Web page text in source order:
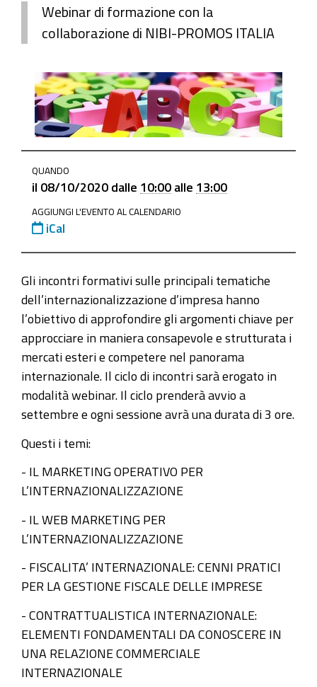
Webinar di formazione con la
collaborazione di NIBI-PROMOS ITALIA
1/partecipa-
1/eventi-
notizie-
1/archivio-
eventi-
e-
notizie-
sullinternazionalizzazione/copy3_of_abc-
dell-
internazionalizzazione
8
ottobre
webinar
formazione:
dell'
internazionalizzazione
2020-
10-
2020-
10-
08T13:00:00+02:00
QUANDO
il 08/10/2020 dalle 10:00 alle 13:00
AGGIUNGI L'EVENTO AL CALENDARIO
iCal
Gli incontri formativi sulle principali tematiche
dell’internazionalizzazione d’impresa hanno
l’obiettivo di approfondire gli argomenti chiave per
approcciare in maniera consapevole e strutturata i
mercati esteri e competere nel panorama
internazionale. Il ciclo di incontri sarà erogato in
modalità webinar. Il ciclo prenderà avvio a
settembre e ogni sessione avrà una durata di 3 ore.
Questi i temi:
- IL MARKETING OPERATIVO PER
L’INTERNAZIONALIZZAZIONE
- IL WEB MARKETING PER
L’INTERNAZIONALIZZAZIONE
- FISCALITA’ INTERNAZIONALE: CENNI PRATICI
PER LA GESTIONE FISCALE DELLE IMPRESE
- CONTRATTUALISTICA INTERNAZIONALE:
ELEMENTI FONDAMENTALI DA CONOSCERE IN
UNA RELAZIONE COMMERCIALE
INTERNAZIONALE